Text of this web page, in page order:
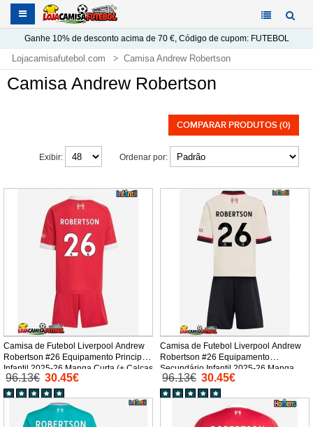
Ganhe 10%de desconto acima de 70 €, Código de cupom: FUTEBOL
Lojacamisafutebol.com Camisa Andrew Robertson
Camisa Andrew Robertson
COMPARAR PRODUTOS (0)
Ordenar por:
Exibir:
Camisa de Futebol Liverpool Andrew
Robertson #26 Equipamento Principal
Infantil 2025-26 Manga Curta (+ Calças
curtas)
96.13€ 30.45€
Camisa de Futebol Liverpool Andrew
Robertson #26 Equipamento
Secundário Infantil 2025-26 Manga
Curta (+ Calças curtas)
96.13€ 30.45€